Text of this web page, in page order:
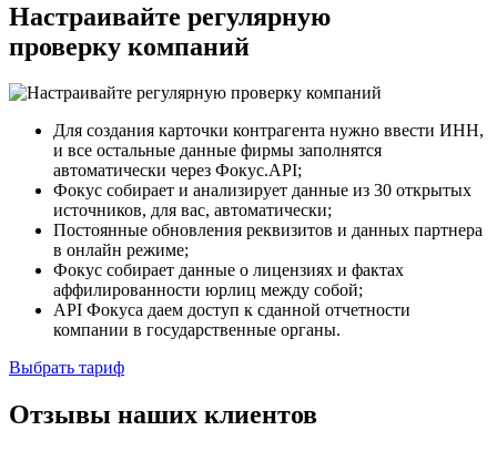
Настраивайте регулярную
проверку компаний
Для создания карточки контрагента нужно ввести ИНН,
и все остальные данные фирмы заполнятся
автоматически через Фокус.API;
Фокус собирает и анализирует данные из 30 открытых
источников, для вас, автоматически;
Постоянные обновления реквизитов и данных партнера
в онлайн режиме;
Фокус собирает данные о лицензиях и фактах
аффилированности юрлиц между собой;
API Фокуса даем доступ к сданной отчетности
компании в государственные органы.
Выбрать тариф
Отзывы наших клиентов